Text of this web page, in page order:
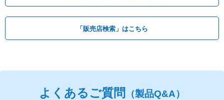
「販売店検索」はこちら
よくあるご質問 （製品Q&A）